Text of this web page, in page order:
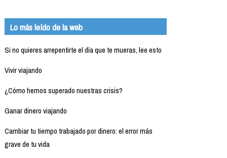
Lo más leído de la web
Si no quieres arrepentirte el día que te mueras, lee esto
Vivir viajando
¿Cómo hemos superado nuestras crisis?
Ganar dinero viajando
Cambiar tu tiempo trabajado por dinero: el error más
grave de tu vida